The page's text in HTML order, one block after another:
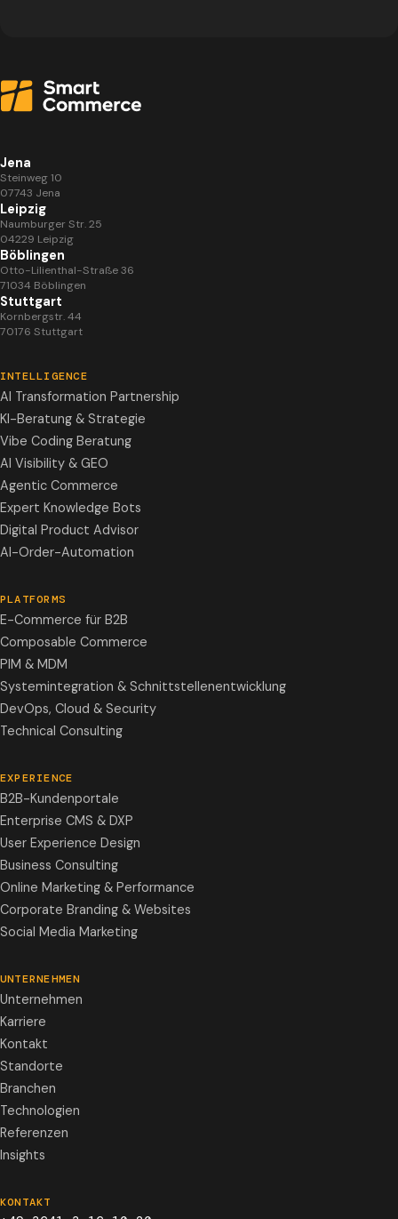
Jena
Steinweg 10
07743 Jena
Leipzig
Naumburger Str. 25
04229 Leipzig
Böblingen
Otto-Lilienthal-Straße 36
71034 Böblingen
Stuttgart
Kornbergstr. 44
70176 Stuttgart
INTELLIGENCE
AI Transformation Partnership
KI-Beratung & Strategie
Vibe Coding Beratung
AI Visibility & GEO
Agentic Commerce
Expert Knowledge Bots
Digital Product Advisor
AI-Order-Automation
PLATFORMS
E-Commerce für B2B
Composable Commerce
PIM & MDM
Systemintegration & Schnittstellenentwicklung
DevOps, Cloud & Security
Technical Consulting
EXPERIENCE
B2B-Kundenportale
Enterprise CMS & DXP
User Experience Design
Business Consulting
Online Marketing & Performance
Corporate Branding & Websites
Social Media Marketing
UNTERNEHMEN
Unternehmen
Karriere
Kontakt
Standorte
Branchen
Technologien
Referenzen
Insights
KONTAKT